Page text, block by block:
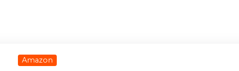
Amazon